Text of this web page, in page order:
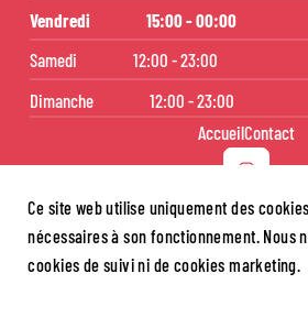
Vendredi
15:00 - 00:00
Samedi
12:00 - 23:00
Dimanche
12:00 - 23:00
AccueilContact
© Aniki Sushi 2026
Mentions légales Protection des données
Ce site web utilise uniquement des
nécessaires à son fonctionnement. Nous
cookies de suivi ni de cookies marketing.